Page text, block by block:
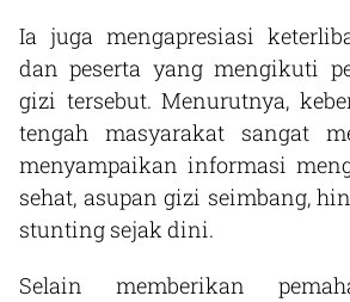
Ia juga mengapresiasi
dan peserta yang mengikuti
gizi tersebut. Menurutnya,
tengah masyarakat sangat
menyampaikan informasi
sehat, asupan gizi seimbang,
stunting sejak dini.
Selain memberikan